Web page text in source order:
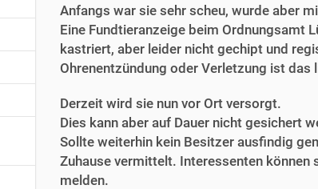
Anfangs war sie sehr scheu, wurde aber
Eine Fundtieranzeige beim Ordnungsamt
kastriert, aber leider nicht gechipt und
Ohrenentzündung oder Verletzung ist das
Derzeit wird sie nun vor Ort versorgt.
Dies kann aber auf Dauer nicht gesichert
Sollte weiterhin kein Besitzer ausfindig
Zuhause vermittelt. Interessenten
melden.